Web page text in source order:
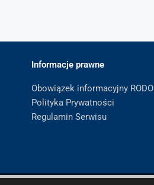
Informacje prawne
Obowiązek informacyjny RODO
Polityka Prywatności
Regulamin Serwisu